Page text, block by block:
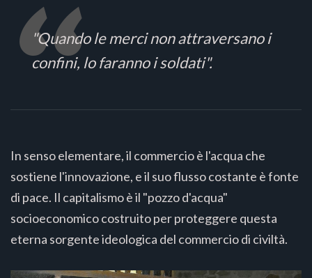
"Quando le merci non attraversano i
confini, lo faranno i soldati".
In senso elementare, il commercio è l'acqua che
sostiene l'innovazione, e il suo flusso costante è fonte
di pace. Il capitalismo è il "pozzo d'acqua"
socioeconomico costruito per proteggere questa
eterna sorgente ideologica del commercio di civiltà.